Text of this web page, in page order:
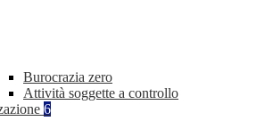
Burocrazia zero
Attività soggette a controllo
6